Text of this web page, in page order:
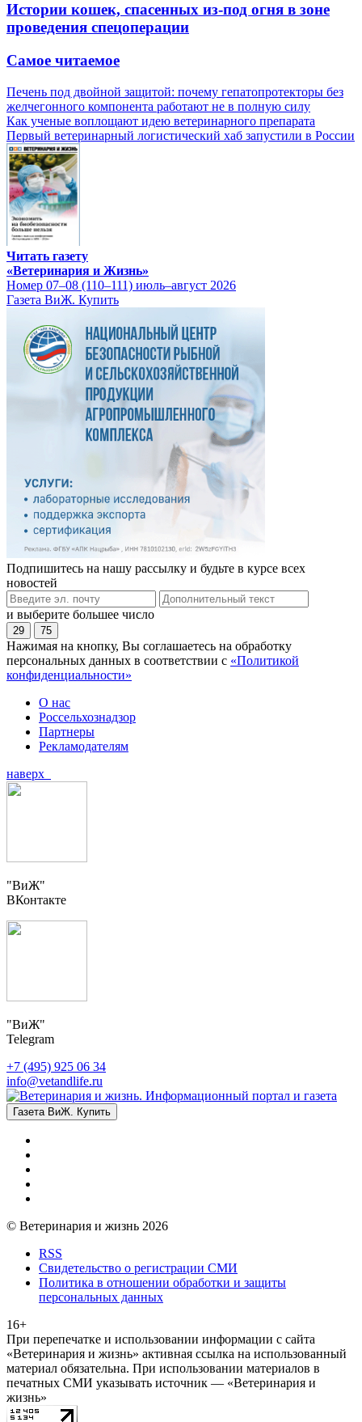
Истории кошек, спасенных из-под огня в зоне
проведения спецоперации
Самое читаемое
Печень под двойной защитой: почему гепатопротекторы без
желчегонного компонента работают не в полную силу
Как ученые воплощают идею ветеринарного препарата
Первый ветеринарный логистический хаб запустили в России
Читать газету
«Ветеринария и Жизнь»
Номер 07–08 (110–111) июль–август 2026
Газета ВиЖ. Купить
Подпишитесь на нашу рассылку и будьте в курсе всех
новостей
и выберите большее число
29 75
Нажимая на кнопку, Вы соглашаетесь на обработку
персональных данных в соответствии с «Политикой
конфиденциальности»
О нас
Россельхознадзор
Партнеры
Рекламодателям
наверх
"ВиЖ"
ВКонтакте
"ВиЖ"
Telegram
+7 (495) 925 06 34
info@vetandlife.ru
Газета ВиЖ. Купить
© Ветеринария и жизнь 2026
RSS
Свидетельство о регистрации СМИ
Политика в отношении обработки и защиты
персональных данных
16+
При перепечатке и использовании информации с сайта
«Ветеринария и жизнь» активная ссылка на использованный
материал обязательна. При использовании материалов в
печатных СМИ указывать источник — «Ветеринария и
жизнь»